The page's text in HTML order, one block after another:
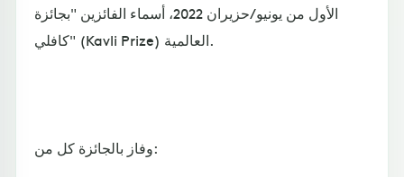
الأول من يونيو/حزيران 2022، أسماء الفائزين "بجائزة
كافلي" (Kavli Prize) العالمية.
وفاز بالجائزة كل من: